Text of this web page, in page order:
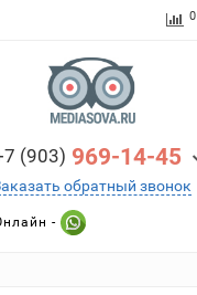
0
(903) 969-14-45
обратный звонок
-